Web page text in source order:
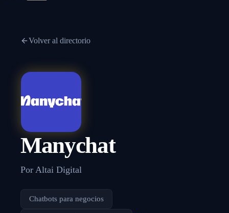
Volver al directorio
Manychat
Por Altai Digital
Chatbots para negocios